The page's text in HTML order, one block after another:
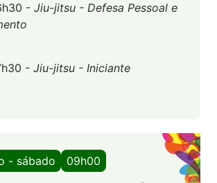
- Jiu-jitsu - Defesa Pessoal e
- Jiu-jitsu - Iniciante
- sábado 09h00